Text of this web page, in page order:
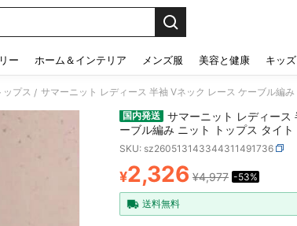
ー ホーム＆インテリア メンズ服 美容と健康 キッズ
ップス /
国内発送 サマーニット レディース
ーブル編み ニット トップス タイ
せ 細見え 小顔効果 骨格ウェーブ
上品 きれいめ ガーリー フレンチガ
ッション デート服 お出かけ カジ
カジュアル 通勤 20代 30代 春 夏
白 無地 ストレッチ 伸縮性 柔らか
重ね着風 華奢見え モテ服 女子会
ミソール
SKU: sz260513143344311491736
PRICE AND
¥2,326 ¥4,977 -53%
送料無料